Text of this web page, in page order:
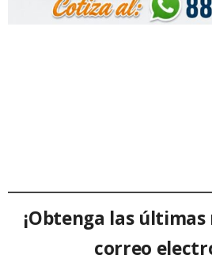
¡Obtenga las
correo